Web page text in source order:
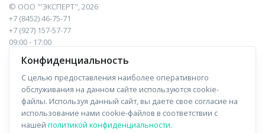
© ООО "'ЭКСПЕРТ", 2026
+7 (8452) 46-75-71
+7 (927) 157-57-77
09:00 - 17:00
410017, Саратов, Пугачева, 10 к1, оф.23
Навигация
Прайс-лист
Отзывы
Информация
О компании
Доставка
Конфиденциальность
С целью предоставления наиболее оперативного
обслуживания на данном сайте используются cookie-
файлы. Используя данный сайт, вы даете свое согласие на
использование нами cookie-файлов в соответствии с
нашей политикой конфиденциальности.